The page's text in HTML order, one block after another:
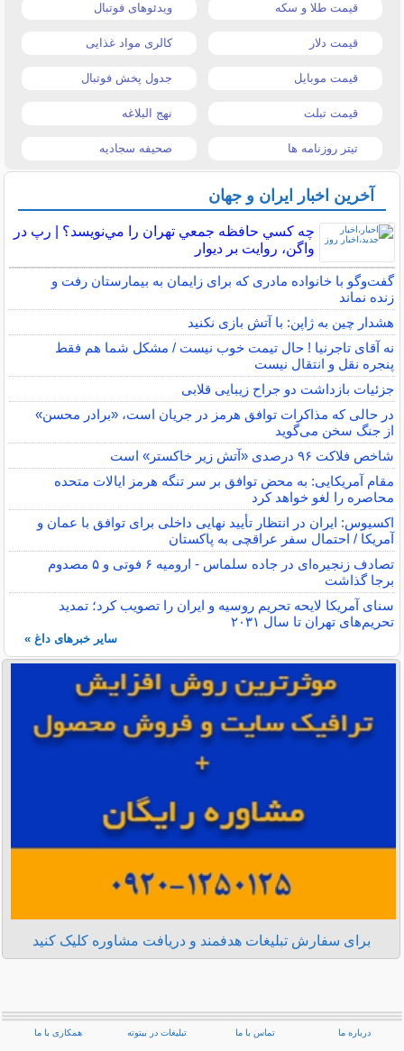
قیمت طلا و سکه ویدئوهای فوتبال
قیمت دلار کالری مواد غذایی
قیمت موبایل جدول پخش فوتبال
قیمت تبلت نهج البلاغه
تیتر روزنامه ها صحیفه سجادیه
آخرین اخبار ایران و جهان
چه كسي حافظه جمعي تهران را مي‌نويسد؟ | رپ در
واگن، روايت بر ديوار
گفت‌وگو با خانواده مادری که برای زایمان به بیمارستان رفت و
زنده نماند
هشدار چین به ژاپن: با آتش بازی نکنید
نه آقای تاجرنیا ! حال تیمت خوب نیست / مشکل شما هم فقط
پنجره نقل و انتقال نیست
جزئیات بازداشت دو جراح زیبایی قلابی
در حالی که مذاکرات توافق هرمز در جریان است، «برادر محسن»
از جنگ سخن می‌گوید
شاخص فلاکت ۹۶ درصدی «آتش زیر خاکستر» است
مقام آمریکایی: به محض توافق بر سر تنگه هرمز ایالات متحده
محاصره را لغو خواهد کرد
اکسیوس: ایران در انتظار تأیید نهایی داخلی برای توافق با عمان و
آمریکا / احتمال سفر عراقچی به پاکستان
تصادف زنجیره‌ای در جاده سلماس - ارومیه ۶ فوتی و ۵ مصدوم
برجا گذاشت
سنای آمریکا لایحه تحریم روسیه و ایران را تصویب کرد؛ تمدید
تحریم‌های تهران تا سال ۲۰۳۱
سایر خبرهای داغ »
برای سفارش تبلیغات هدفمند و دریافت مشاوره کلیک کنید
درباره ما تماس با ما تبلیغات در بیتوته همکاری با ما